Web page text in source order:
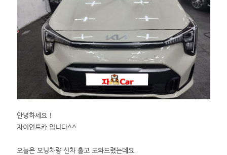
안녕하세요 !
자이언트카 입니다^^
오늘은 모닝차량 신차 출고 도와드렸는데요